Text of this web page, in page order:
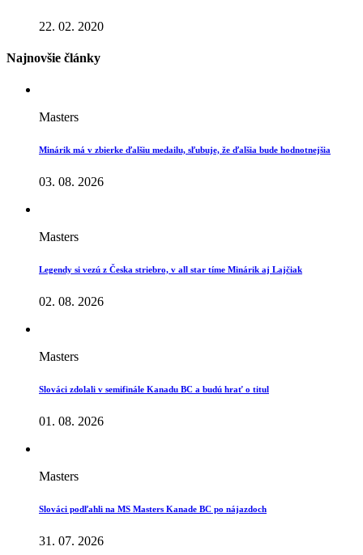
22. 02. 2020
Najnovšie články
Masters
Minárik má v zbierke ďalšiu medailu, sľubuje, že ďalšia bude hodnotnejšia
03. 08. 2026
Masters
Legendy si vezú z Česka striebro, v all star tíme Minárik aj Lajčiak
02. 08. 2026
Masters
Slováci zdolali v semifinále Kanadu BC a budú hrať o titul
01. 08. 2026
Masters
Slováci podľahli na MS Masters Kanade BC po nájazdoch
31. 07. 2026